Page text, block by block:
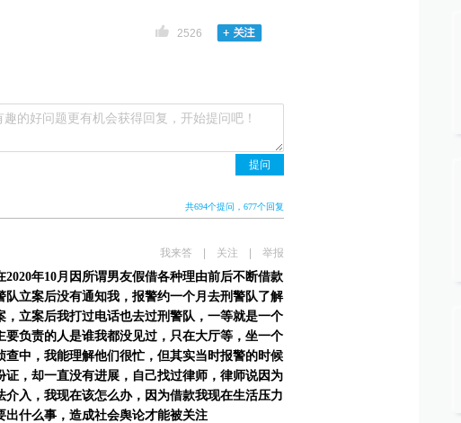
2526
提问
共694个提问 ，677个回复
我来答 关注 举报
年10月因所谓男友假借各种理由前后不断借款
队立案后没有通知我，报警约一个月去刑警队了解
，立案后我打过电话也去过刑警队，一等就是一个
要负责的人是谁我都没见过，只在大厅等，坐一个
查中，我能理解他们很忙，但其实当时报警的时候
证，却一直没有进展，自己找过律师，律师说因为
介入，我现在该怎么办，因为借款我现在生活压力
出什么事，造成社会舆论才能被关注